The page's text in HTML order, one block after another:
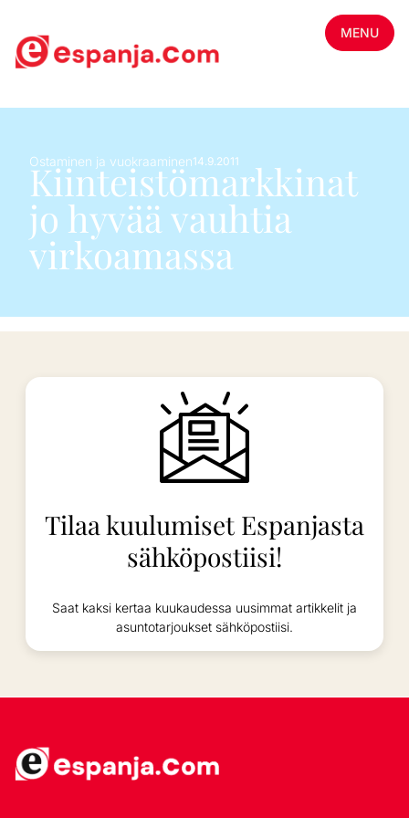
MENU
Ostaminen ja vuokraaminen14.9.2011
Kiinteistömarkkinat
jo hyvää vauhtia
virkoamassa
Tilaa kuulumiset Espanjasta
sähköpostiisi!
Saat kaksi kertaa kuukaudessa uusimmat artikkelit ja
asuntotarjoukset sähköpostiisi.